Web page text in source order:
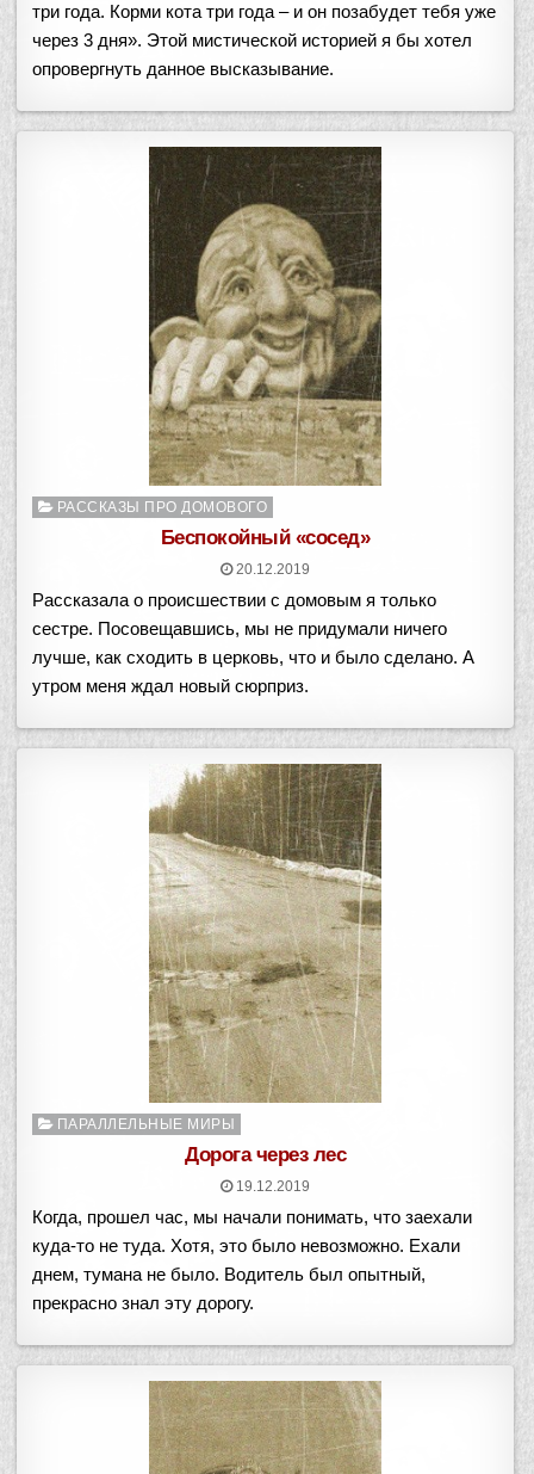
три года. Корми кота три года – и он позабудет тебя уже
через 3 дня». Этой мистической историей я бы хотел
опровергнуть данное высказывание.
Опубликовано
РАССКАЗЫ ПРО ДОМОВОГО
Беспокойный «сосед»
20.12.2019
Рассказала о происшествии с домовым я только
сестре. Посовещавшись, мы не придумали ничего
лучше, как сходить в церковь, что и было сделано. А
утром меня ждал новый сюрприз.
Опубликовано
ПАРАЛЛЕЛЬНЫЕ МИРЫ
Дорога через лес
19.12.2019
Когда, прошел час, мы начали понимать, что заехали
куда-то не туда. Хотя, это было невозможно. Ехали
днем, тумана не было. Водитель был опытный,
прекрасно знал эту дорогу.